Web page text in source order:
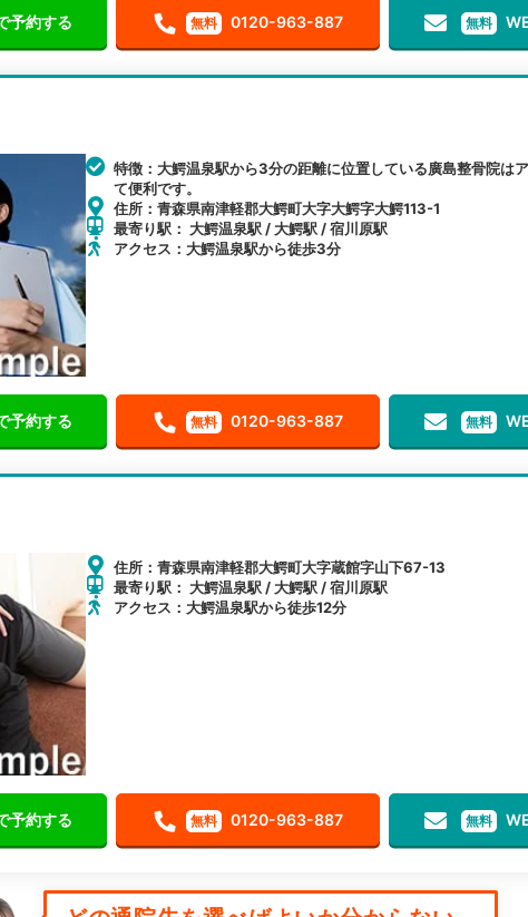
予約する 無料 0120-963-887 無料
特徴：大鰐温泉駅から3分の距離に位置している廣島整骨院は
て便利です。
住所：青森県南津軽郡大鰐町大字大鰐字大鰐113-1
最寄り駅： 大鰐温泉駅 / 大鰐駅 / 宿川原駅
アクセス：大鰐温泉駅から徒歩3分
予約する 無料 0120-963-887 無料
住所：青森県南津軽郡大鰐町大字蔵館字山下67-13
最寄り駅： 大鰐温泉駅 / 大鰐駅 / 宿川原駅
アクセス：大鰐温泉駅から徒歩12分
予約する 無料 0120-963-887 無料